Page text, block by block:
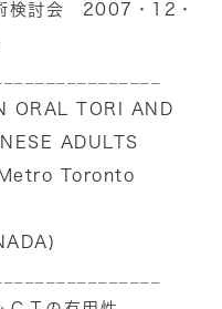
検討会 2007・12・
ORAL TORI AND
ADULTS
Toronto